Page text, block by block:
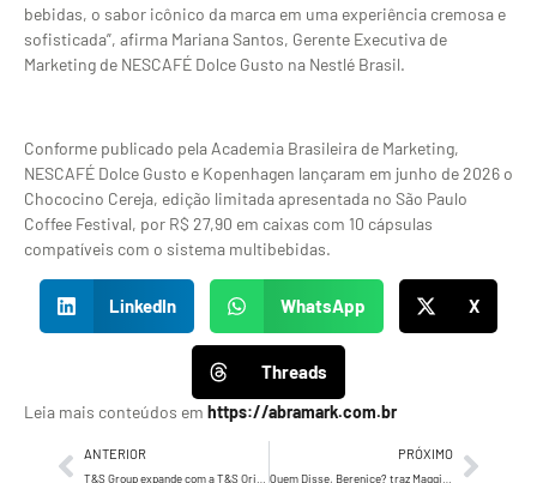
bebidas, o sabor icônico da marca em uma experiência cremosa e
sofisticada”, afirma Mariana Santos, Gerente Executiva de
Marketing de NESCAFÉ Dolce Gusto na Nestlé Brasil.
Conforme publicado pela Academia Brasileira de Marketing,
NESCAFÉ Dolce Gusto e Kopenhagen lançaram em junho de 2026 o
Chococino Cereja, edição limitada apresentada no São Paulo
Coffee Festival, por R$ 27,90 em caixas com 10 cápsulas
compatíveis com o sistema multibebidas.
LinkedIn WhatsApp X
Threads
Leia mais conteúdos em https://abramark.com.br
ANTERIOR PRÓXIMO